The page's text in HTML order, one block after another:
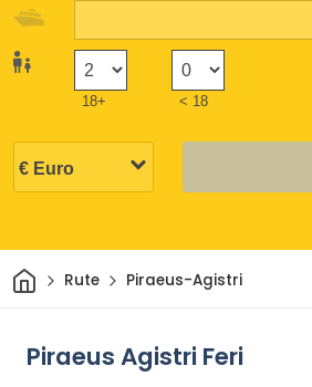
18+ < 18
Rumah
Rute Piraeus-Agistri
Piraeus Agistri Feri